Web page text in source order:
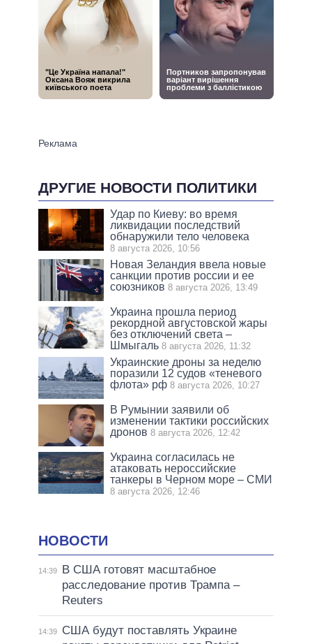
ДРУГИЕ НОВОСТИ ПОЛИТИКИ
Удар по Киеву: во время
ликвидации последствий
обнаружили тело человека
8 августа 2026, 10:56
Новая Зеландия ввела новые
санкции против россии и ее
союзников 8 августа 2026, 13:49
Украина прошла период
рекордной августовской жары
без отключений света –
Шмыгаль 8 августа 2026, 11:32
Украинские дроны за неделю
поразили 12 судов «теневого
флота» рф 8 августа 2026, 10:27
В Румынии заявили об
изменении тактики российских
дронов 8 августа 2026, 12:42
Украина согласилась не
атаковать нероссийские
танкеры в Черном море – СМИ
8 августа 2026, 12:46
НОВОСТИ
14:39
В США готовят масштабное
расследование против Трампа –
Reuters
14:39
США будут поставлять Украине